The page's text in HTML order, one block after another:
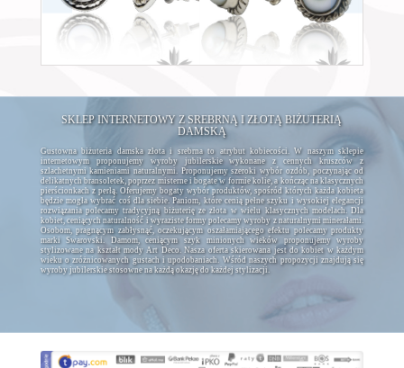
SKLEP INTERNETOWY Z SREBRNĄ I ZŁOTĄ BIŻUTERIĄ
DAMSKĄ
Gustowna biżuteria damska złota i srebrna to atrybut kobiecości. W naszym sklepie
internetowym proponujemy wyroby jubilerskie wykonane z cennych kruszców z
szlachetnymi kamieniami naturalnymi. Proponujemy szeroki wybór ozdób, poczynając od
delikatnych bransoletek, poprzez misterne i bogate w formie kolie, a kończąc na klasycznych
pierścionkach z perłą. Oferujemy bogaty wybór produktów, spośród których każda kobieta
będzie mogła wybrać coś dla siebie. Paniom, które cenią pełne szyku i wysokiej elegancji
rozwiązania polecamy tradycyjną biżuterię ze złota w wielu klasycznych modelach. Dla
kobiet, ceniących naturalność i wyraziste formy polecamy wyroby z naturalnymi minerałami.
Osobom, pragnącym zabłysnąć, oczekującym oszałamiającego efektu polecamy produkty
marki Swarovski. Damom, ceniącym szyk minionych wieków proponujemy wyroby
stylizowane na kształt mody Art Deco. Nasza oferta skierowana jest do kobiet w każdym
wieku o zróżnicowanych gustach i upodobaniach. Wśród naszych propozycji znajdują się
wyroby jubilerskie stosowne na każdą okazję do każdej stylizacji.